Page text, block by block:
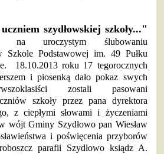
szydłowskiej szkoły..."
na uroczystym ślubowaniu
Podstawowej im. 49 Pułku
18.10.2013 roku 17 tegorocznych
i piosenką dało pokaz swych
zostali pasowani
szkoły przez pana dyrektora
z ciepłymi słowami i życzeniami
wójt Gminy Szydłowo pan Wiesław
i poświęcenia przyborów
parafii Szydłowo ksiądz A.